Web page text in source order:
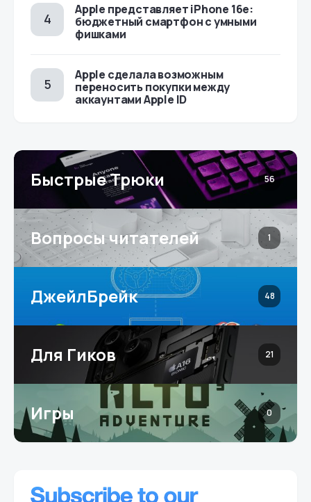
Apple представляет iPhone 16e:
бюджетный смартфон с умными
фишками
Apple сделала возможным
переносить покупки между
аккаунтами Apple ID
Быстрые Трюки 56
Вопросы читателей 1
ДжейлБрейк 48
Для Гиков 21
Игры 0